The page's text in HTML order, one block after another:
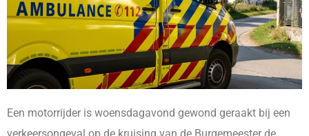
Een motorrijder is woensdagavond gewond geraakt bij een